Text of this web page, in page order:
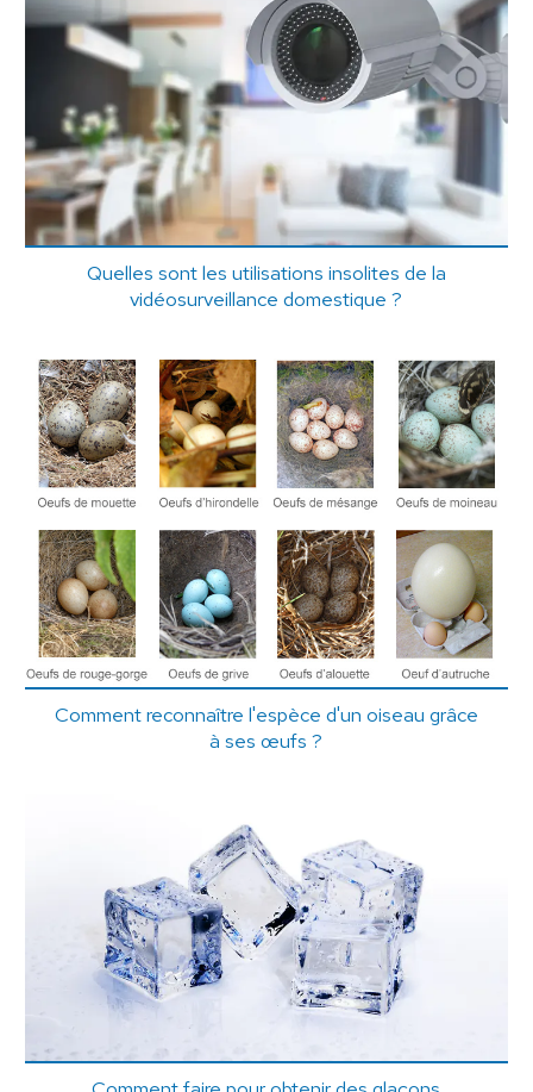
Quelles sont les utilisations insolites de la
vidéosurveillance domestique ?
Comment reconnaître l'espèce d'un oiseau grâce
à ses œufs ?